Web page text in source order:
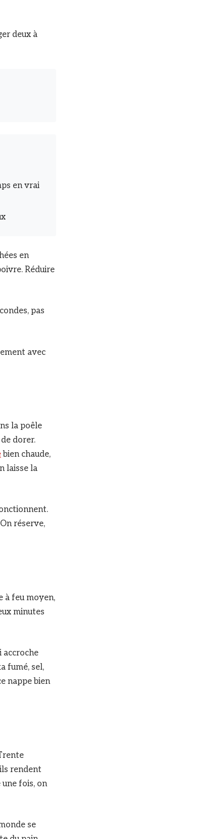
deux à
en vrai
en
Réduire
pas
avec
la poêle
dorer.
bien chaude,
laisse la
réserve,
à feu moyen,
minutes
accroche
fumé, sel,
nappe bien
rendent
fois, on
se